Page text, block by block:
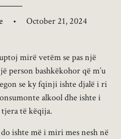
• October 21, 2024
mirë vetëm se pas një
person bashkëkohor që m’u
se ky fqinji ishte djalë i ri
alkool dhe ishte i
të këqija.
ishte më i miri mes nesh në